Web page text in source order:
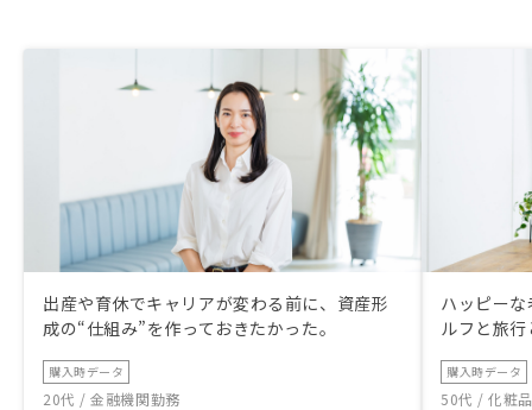
出産や育休でキャリアが変わる前に、資産形
成の“仕組み”を作っておきたかった。
購入時データ
20代 / 金融機関勤務
ハッピー
ルフと旅
購入時データ
50代 / 化粧